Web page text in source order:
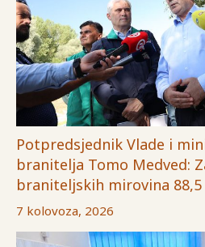
Potpredsjednik Vlade i
branitelja Tomo Medved:
braniteljskih mirovina
7 kolovoza, 2026